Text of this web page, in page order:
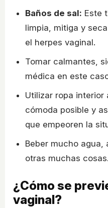
Baños de sal: Este
limpia, mitiga y
el herpes vaginal.
Tomar calmantes,
médica en este
Utilizar ropa interior
cómoda posible y
que empeoren la
Beber mucho agua,
otras muchas cosas.
¿Cómo se
vaginal?